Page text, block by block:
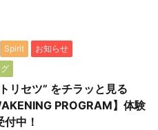
Spirit
お知らせ
リセツ” をチラッと見る
PROGRAM】体験
中！